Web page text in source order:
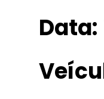
Data: